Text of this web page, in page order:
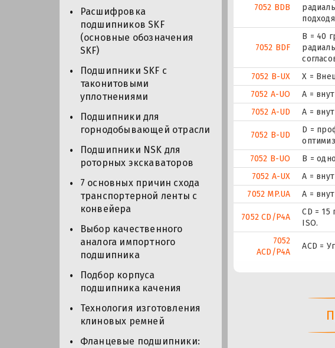
Расшифровка
подшипников SKF
(основные обозначения
SKF)
Подшипники SKF с
таконитовыми
уплотнениями
Подшипники для
горнодобывающей отрасли
Подшипники NSK для
роторных экскаваторов
7 основных причин схода
транспортерной ленты с
конвейера
Выбор качественного
аналога импортного
подшипника
Подбор корпуса
подшипника качения
Технология изготовления
клиновых ремней
Фланцевые подшипники:
7052 BDB
7052 BDF
B = 40
7052 B-UX
X =
7052 A-UO
A =
7052 A-UD
A =
7052 B-UD
D =
7052 B-UO
B =
7052 A-UX
A =
7052 MP.UA
A =
7052 CD/P4A
CD = 15
ISO.
7052
ACD/P4A
ACD =